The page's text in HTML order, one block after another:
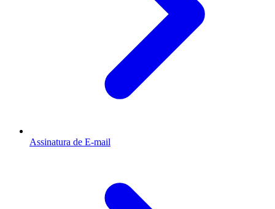
Assinatura de E-mail